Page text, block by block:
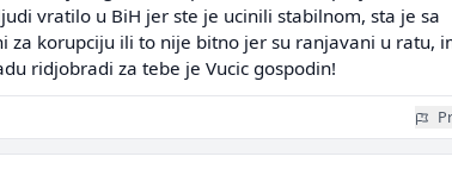
vratilo u BiH jer ste je ucinili stabilnom, sta je sa
za korupciju ili to nije bitno jer su ranjavani u ratu,
ridjobradi za tebe je Vucic gospodin!